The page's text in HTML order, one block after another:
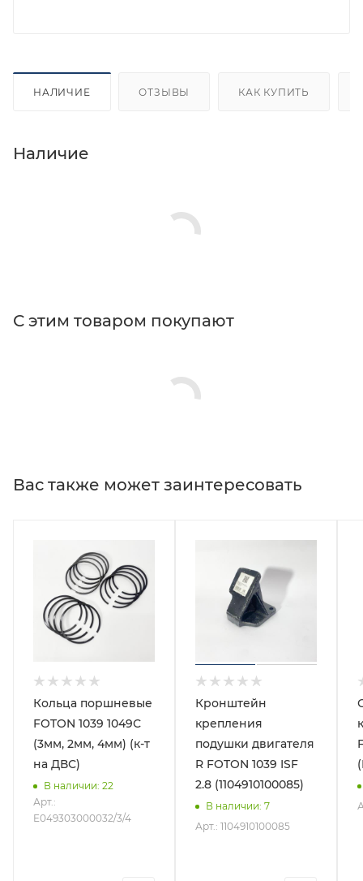
НАЛИЧИЕ ОТЗЫВЫ КАК КУПИТЬ
Наличие
С этим товаром покупают
Вас также может заинтересовать
Кольца поршневые
FOTON 1039 1049С
(3мм, 2мм, 4мм) (к-т
на ДВС)
В наличии: 22
Арт.:
E049303000032/3/4
Кронштейн
крепления
подушки двигателя
R FOTON 1039 ISF
2.8 (1104910100085)
В наличии: 7
Арт.: 1104910100085